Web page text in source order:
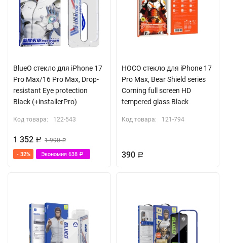
оставляет пузырей после установки. В комплект входит набор
для очистки дисплея. Товар поставляется в оригинальной
упаковке производителя.
Класс прочности: 9H
Высокая чувствительность
Защитное покрытие от излучения смартфона
Блокирует 85 % вредного синего света
Черная рамка с закругленными краями 3d
Олеофобное покрытие, не оставляет отпечатков
BlueO стекло для iPhone 17
Pro Max/16 Pro Max, Drop-
resistant Eye protection
Black (+installerPro)
Код товара: 122-543
1 352 Р 1 990Р
- 32% Экономия 638 Р
HOCO стекло для iPhone 17
Pro Max, Bear Shield series
Corning full screen HD
tempered glass Black
Код товара: 121-794
390 Р